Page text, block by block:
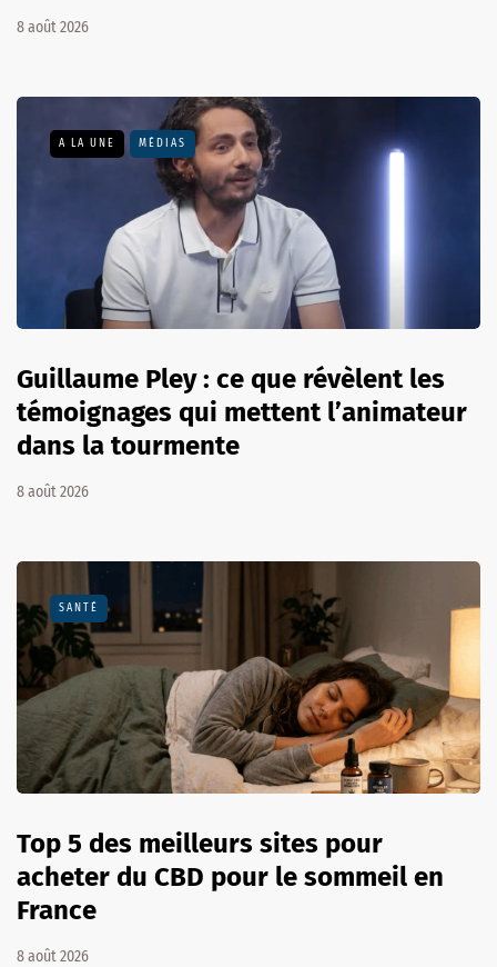
8 août 2026
A LA UNE MÉDIAS
Guillaume Pley : ce que révèlent les
témoignages qui mettent l’animateur
dans la tourmente
8 août 2026
SANTÉ
Top 5 des meilleurs sites pour
acheter du CBD pour le sommeil en
France
8 août 2026